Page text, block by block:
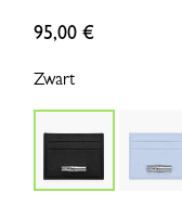
95,00 €
Zwart